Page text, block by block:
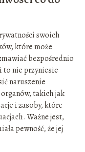
swoich
które może
bezpośrednio
to nie przyniesie
naruszenie
takich jak
i zasoby, które
Ważne jest,
pewność, że jej